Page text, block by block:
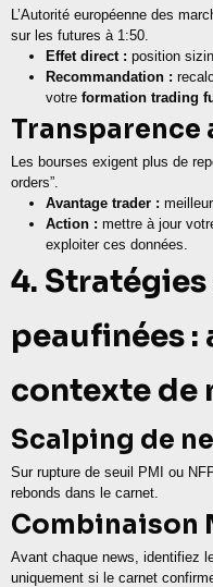
L’Autorité européenne des
sur les futures à 1:50.
Effet direct : position
Recommandation :
votre formation trading
Transparence
Les bourses exigent plus de
orders”.
Avantage trader :
Action : mettre à jour
exploiter ces données.
4.
peaufinées
contexte de
Scalping de
Sur rupture de seuil PMI ou
rebonds dans le carnet.
Combinaison
Avant chaque news, identifiez
uniquement si le carnet